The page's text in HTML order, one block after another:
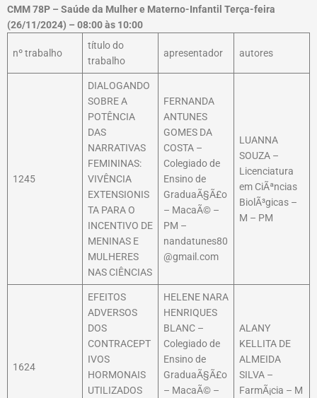
CMM 78P – Saúde da Mulher e Materno-Infantil Terça-feira
(26/11/2024) – 08:00 às 10:00
nº trabalho
título do
trabalho
apresentador autores
1245
DIALOGANDO
SOBRE A
POTÊNCIA
DAS
NARRATIVAS
FEMININAS:
VIVÊNCIA
EXTENSIONIS
TA PARA O
INCENTIVO DE
MENINAS E
MULHERES
NAS CIÊNCIAS
FERNANDA
ANTUNES
GOMES DA
COSTA –
Colegiado de
Ensino de
GraduaÃ§Ã£o
– MacaÃ© –
PM –
nandatunes80
@gmail.com
LUANNA
SOUZA –
Licenciatura
em CiÃªncias
BiolÃ³gicas –
M – PM
1624
EFEITOS
ADVERSOS
DOS
CONTRACEPT
IVOS
HORMONAIS
UTILIZADOS
HELENE NARA
HENRIQUES
BLANC –
Colegiado de
Ensino de
GraduaÃ§Ã£o
– MacaÃ© –
ALANY
KELLITA DE
ALMEIDA
SILVA –
FarmÃ¡cia – M